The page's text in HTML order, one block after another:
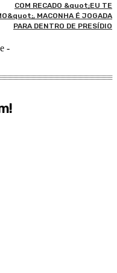
COM RECADO &quot;EU TE
MACONHA É JOGADA
PARA DENTRO DE PRESÍDIO
-